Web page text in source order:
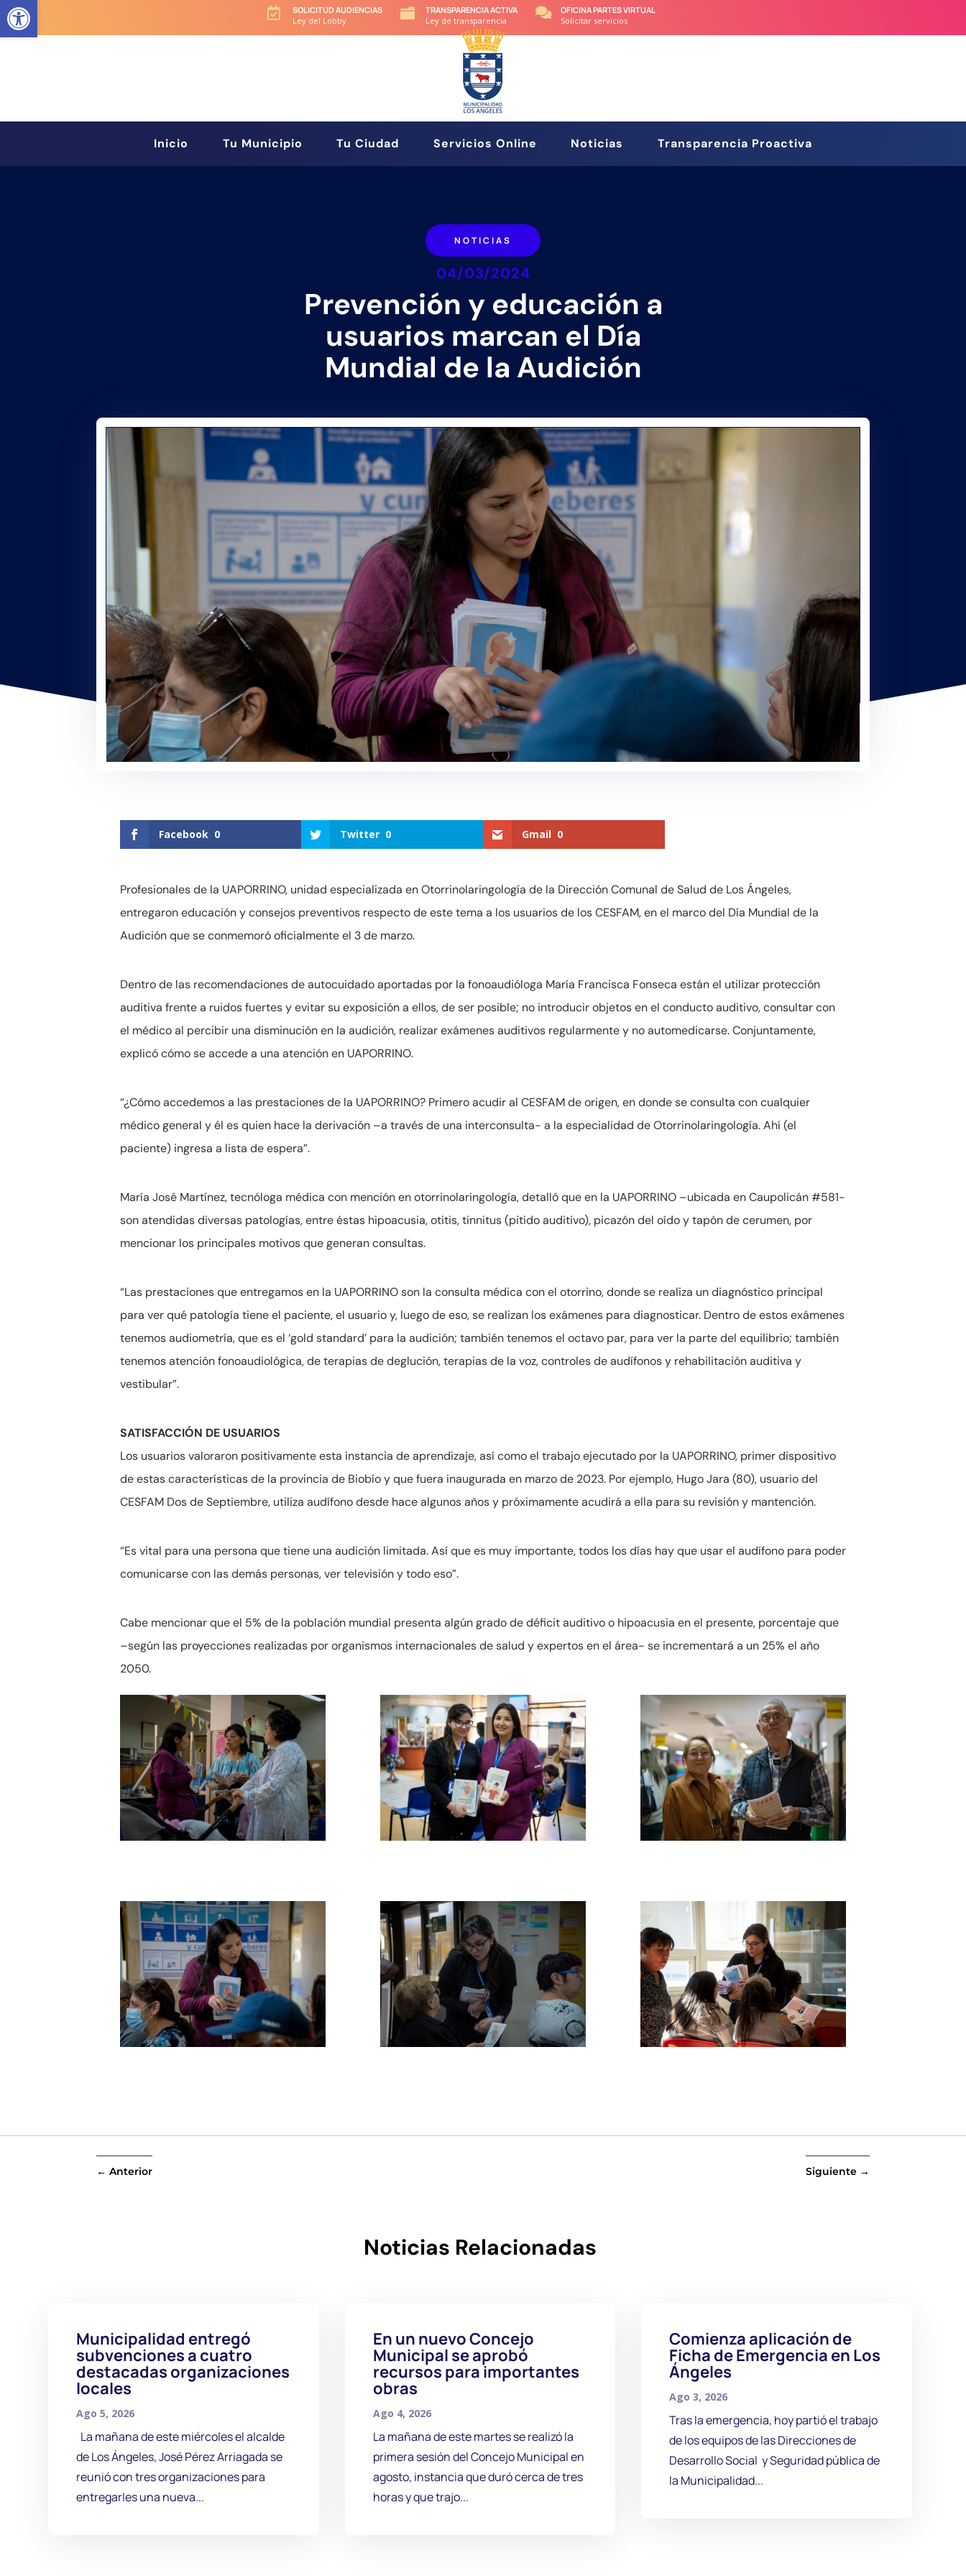

SOLICITUD AUDIENCIAS
Ley del Lobby

TRANSPARENCIA ACTIVA
Ley de transparencia

OFICINA PARTES VIRTUAL
Solicitar servicios
Inicio Tu Municipio Tu Ciudad Servicios Online Noticias Transparencia Proactiva
NOTICIAS
04/03/2024
Prevención y educación a
usuarios marcan el Día
Mundial de la Audición
Facebook 0 Twitter 0 Gmail 0
Profesionales de la UAPORRINO, unidad especializada en Otorrinolaringología de la Dirección Comunal de Salud de Los Ángeles,
entregaron educación y consejos preventivos respecto de este tema a los usuarios de los CESFAM, en el marco del Día Mundial de la
Audición que se conmemoró oficialmente el 3 de marzo.
Dentro de las recomendaciones de autocuidado aportadas por la fonoaudióloga María Francisca Fonseca están el utilizar protección
auditiva frente a ruidos fuertes y evitar su exposición a ellos, de ser posible; no introducir objetos en el conducto auditivo, consultar con
el médico al percibir una disminución en la audición, realizar exámenes auditivos regularmente y no automedicarse. Conjuntamente,
explicó cómo se accede a una atención en UAPORRINO.
“¿Cómo accedemos a las prestaciones de la UAPORRINO? Primero acudir al CESFAM de origen, en donde se consulta con cualquier
médico general y él es quien hace la derivación –a través de una interconsulta- a la especialidad de Otorrinolaringología. Ahí (el
paciente) ingresa a lista de espera”.
María José Martínez, tecnóloga médica con mención en otorrinolaringología, detalló que en la UAPORRINO –ubicada en Caupolicán #581-
son atendidas diversas patologías, entre éstas hipoacusia, otitis, tinnitus (pitido auditivo), picazón del oído y tapón de cerumen, por
mencionar los principales motivos que generan consultas.
“Las prestaciones que entregamos en la UAPORRINO son la consulta médica con el otorrino, donde se realiza un diagnóstico principal
para ver qué patología tiene el paciente, el usuario y, luego de eso, se realizan los exámenes para diagnosticar. Dentro de estos exámenes
tenemos audiometría, que es el ‘gold standard’ para la audición; también tenemos el octavo par, para ver la parte del equilibrio; también
tenemos atención fonoaudiológica, de terapias de deglución, terapias de la voz, controles de audífonos y rehabilitación auditiva y
vestibular”.
SATISFACCIÓN DE USUARIOS
Los usuarios valoraron positivamente esta instancia de aprendizaje, así como el trabajo ejecutado por la UAPORRINO, primer dispositivo
de estas características de la provincia de Biobío y que fuera inaugurada en marzo de 2023. Por ejemplo, Hugo Jara (80), usuario del
CESFAM Dos de Septiembre, utiliza audífono desde hace algunos años y próximamente acudirá a ella para su revisión y mantención.
“Es vital para una persona que tiene una audición limitada. Así que es muy importante, todos los días hay que usar el audífono para poder
comunicarse con las demás personas, ver televisión y todo eso”.
Cabe mencionar que el 5% de la población mundial presenta algún grado de déficit auditivo o hipoacusia en el presente, porcentaje que
–según las proyecciones realizadas por organismos internacionales de salud y expertos en el área- se incrementará a un 25% el año
2050.
←Anterior Siguiente→
Noticias Relacionadas
Municipalidad entregó
subvenciones a cuatro
destacadas organizaciones
locales
Ago 5, 2026
La mañana de este miércoles el alcalde
de Los Ángeles, José Pérez Arriagada se
reunió con tres organizaciones para
entregarles una nueva...
En un nuevo Concejo
Municipal se aprobó
recursos para importantes
obras
Ago 4, 2026
La mañana de este martes se realizó la
primera sesión del Concejo Municipal en
agosto, instancia que duró cerca de tres
horas y que trajo...
Comienza aplicación de
Ficha de Emergencia en Los
Ángeles
Ago 3, 2026
Tras la emergencia, hoy partió el trabajo
de los equipos de las Direcciones de
Desarrollo Social y Seguridad pública de
la Municipalidad...